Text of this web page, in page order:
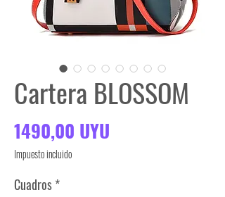
Cartera BLOSSOM
1490,00 UYU
Impuesto incluido
Cuadros*